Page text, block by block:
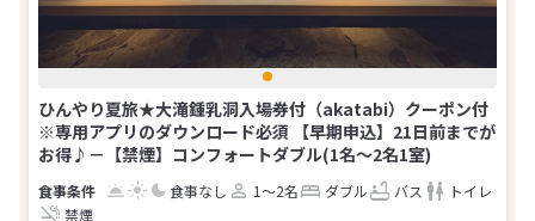
ひんやり夏旅★大滝鍾乳洞入場券付（akatabi）クーポン付
※専用アプリのダウンロード必須 【早期申込】21日前までが
お得♪－【禁煙】コンフォートダブル(1名～2名1室)
食事なし 1～2名 ダブル バス
トイレ
禁煙